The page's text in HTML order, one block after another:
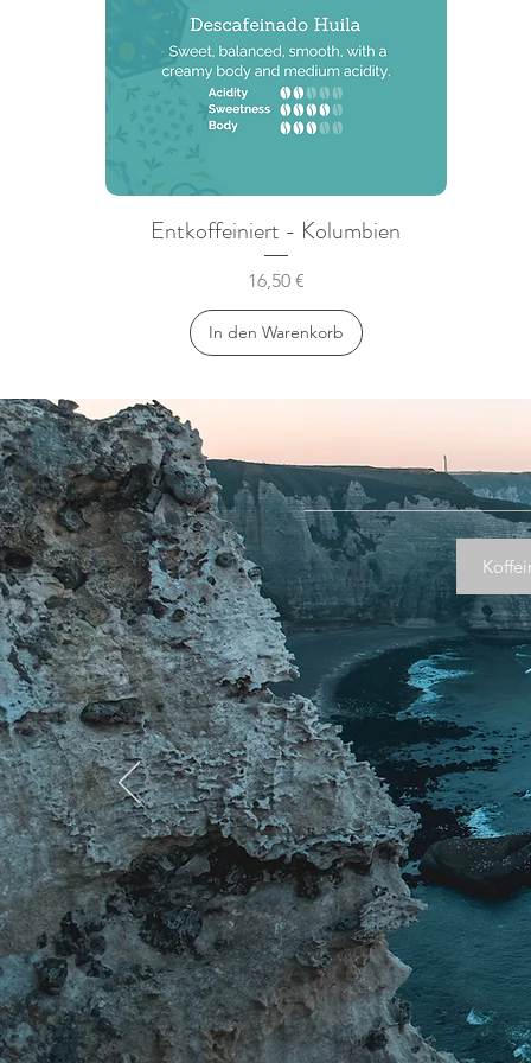
Schnellansicht
Entkoffeiniert - Kolumbien
Preis
16,50 €
In den Warenkorb